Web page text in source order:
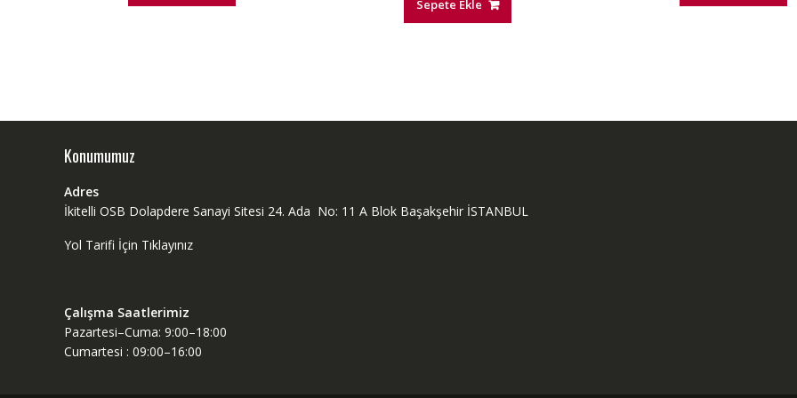
Sepete Ekle
Konumumuz
Adres
İkitelli OSB Dolapdere Sanayi Sitesi 24. Ada No: 11 A Blok Başakşehir İSTANBUL
Yol Tarifi İçin Tıklayınız
Çalışma Saatlerimiz
Pazartesi–Cuma: 9:00–18:00
Cumartesi : 09:00–16:00